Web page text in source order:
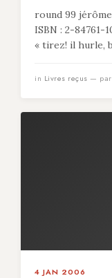
round 99
ISBN : 2-84761-
« tirez! il hurle,
in Livres reçus — par
4 JAN 2006